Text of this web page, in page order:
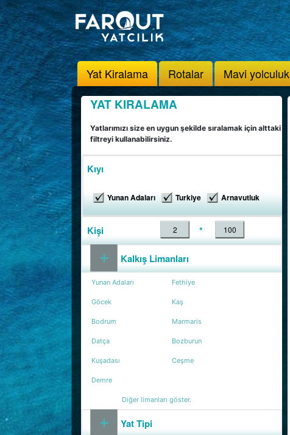
Yat Kiralama Rotalar Mavi yolculuk
YAT KIRALAMA
Yatlarımızı size en uygun şekilde sıralamak için alttaki
filtreyi kullanabilirsiniz.
Kıyı
Yunan Adaları Turkiye Arnavutluk
Kişi
Kapasitesi
*
Kalkış Limanları
Yunan Adaları Fethiye
Göcek Kaş
Bodrum Marmaris
Datça Bozburun
Kuşadası Ceşme
Demre
Diğer limanları göster.
Yat Tipi